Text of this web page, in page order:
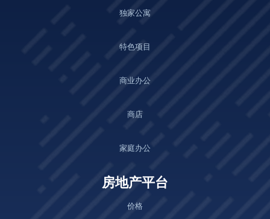
独家公寓
特色项目
商业办公
商店
家庭办公
房地产平台
价格